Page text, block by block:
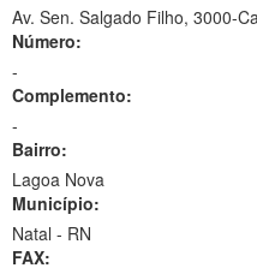
Av. Sen. Salgado Filho, 3000-
Número:
-
Complemento:
-
Bairro:
Lagoa Nova
Município:
Natal - RN
FAX: